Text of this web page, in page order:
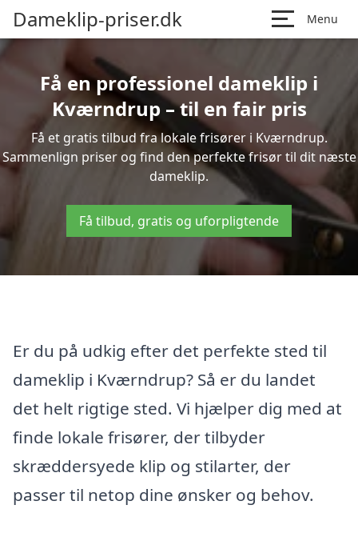
Dameklip-priser.dk Menu
Få en professionel dameklip i
Kværndrup – til en fair pris
Få et gratis tilbud fra lokale frisører i Kværndrup.
Sammenlign priser og find den perfekte frisør til dit næste
dameklip.
Få tilbud, gratis og uforpligtende
Er du på udkig efter det perfekte sted til
dameklip i Kværndrup? Så er du landet
det helt rigtige sted. Vi hjælper dig med at
finde lokale frisører, der tilbyder
skræddersyede klip og stilarter, der
passer til netop dine ønsker og behov.